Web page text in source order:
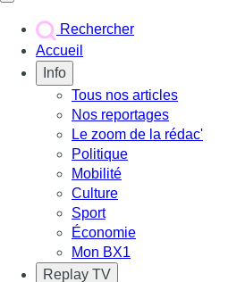
Rechercher
Accueil
Info
Tous nos articles
Nos reportages
Le zoom de la rédac'
Politique
Mobilité
Culture
Sport
Économie
Mon BX1
Replay TV